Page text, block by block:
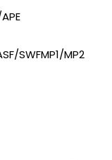
SWFMP1/MP2